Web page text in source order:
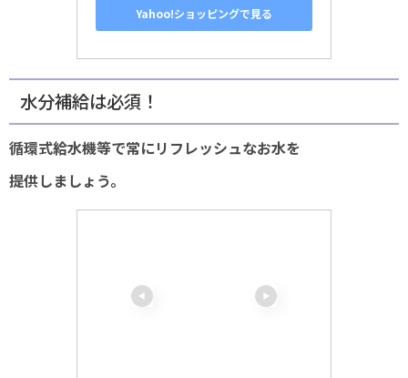
Yahoo!ショッピングで見る
水分補給は必須！
循環式給水機等で常にリフレッシュなお水を
提供しましょう。